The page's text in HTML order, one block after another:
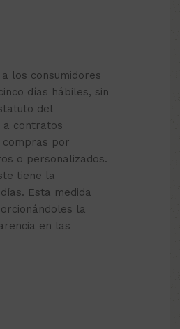
los consumidores
días hábiles, sin
del
a contratos
compras por
o personalizados.
tiene la
Esta medida
la
en las